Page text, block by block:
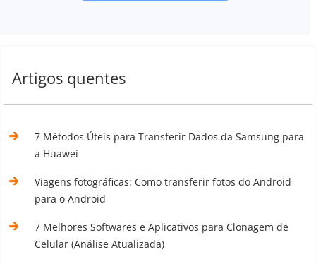
Artigos quentes
7 Métodos Úteis para Transferir Dados da Samsung para
a Huawei
Viagens fotográficas: Como transferir fotos do Android
para o Android
7 Melhores Softwares e Aplicativos para Clonagem de
Celular (Análise Atualizada)